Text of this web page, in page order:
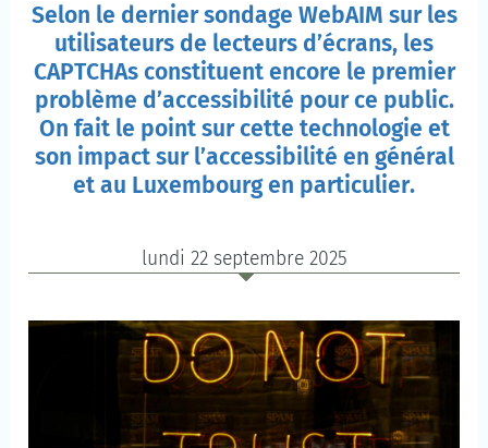
Selon le dernier sondage WebAIM sur les
utilisateurs de lecteurs d’écrans, les
CAPTCHAs constituent encore le premier
problème d’accessibilité pour ce public.
On fait le point sur cette technologie et
son impact sur l’accessibilité en général
et au Luxembourg en particulier.
lundi 22 septembre 2025